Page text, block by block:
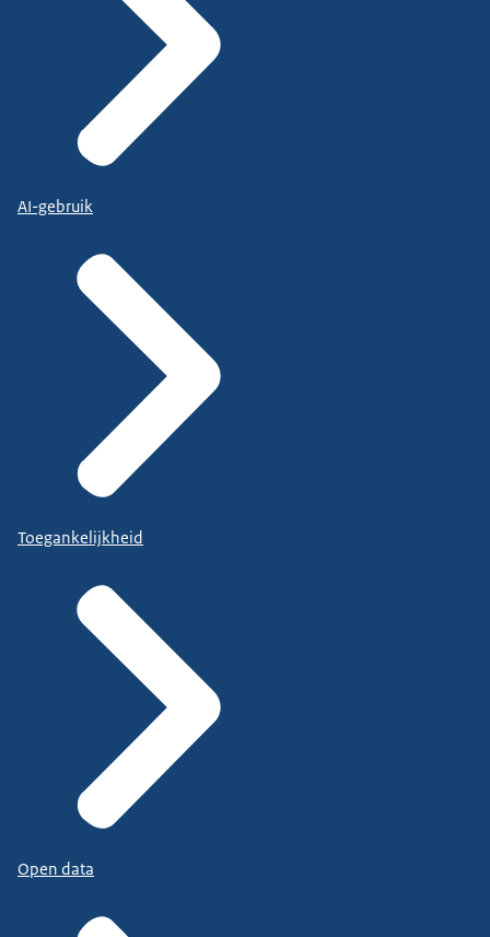
AI-gebruik
Toegankelijkheid
Open data